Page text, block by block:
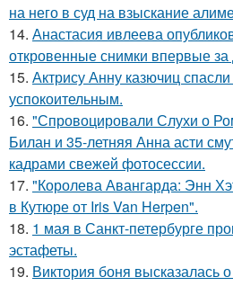
на него в суд на взыскание
14. Анастасия ивлеева
откровенные снимки впервые за
15. Актрису Анну казючиц
успокоительным.
16. "Спровоцировали Слухи о
Билан и 35-летняя Анна асти
кадрами свежей фотосессии.
17. "Королева Авангарда: Энн
в Кутюре от Iris Van Herpen".
18. 1 мая в Санкт-петербурге
эстафеты.
19. Виктория боня высказалась